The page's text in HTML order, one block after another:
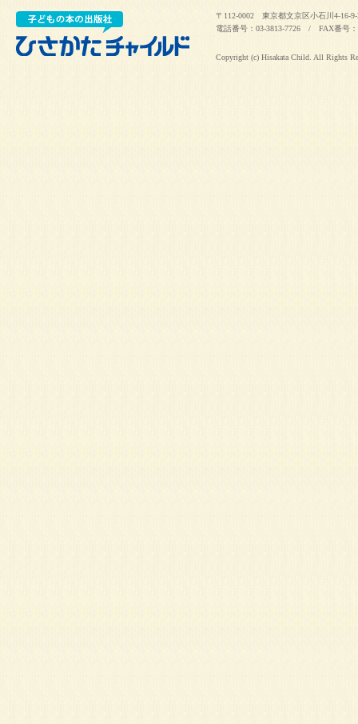
〒112-0002 東京都文京区小石川4-16-9-
電話番号：03-3813-7726 / FAX番号：
Copyright (c) Hisakata Child. All Rights